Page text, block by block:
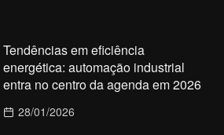
Tendências em eficiência
energética: automação industrial
entra no centro da agenda em 2026
28/01/2026